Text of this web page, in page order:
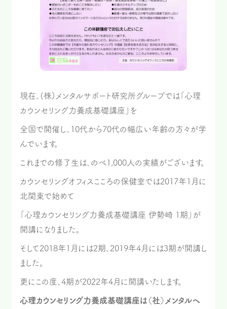
現在、(株)メンタルサポート研究所グループでは「心理
カウンセリング力養成基礎講座」を
全国で開催し、10代から70代の幅広い年齢の方々が学
んでいます。
これまでの修了生は、のべ1,000人の実績がございます。
カウンセリングオフィスこころの保健室では2017年1月に
北関東で始めて
「心理カウンセリング力養成基礎講座 伊勢崎 1期」が
開講になりました。
そして2018年1月には2期、2019年4月には3期が開講し
ました。
更にこの度、4期が2022年4月に開講いたします。
心理カウンセリング力養成基礎講座は（社）メンタルヘ